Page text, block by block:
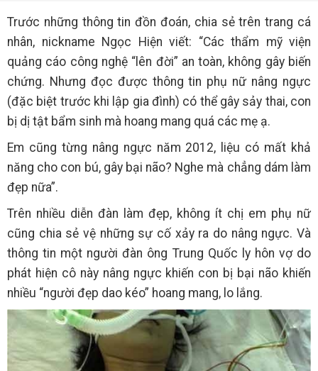
Trước những thông tin đồn đoán, chia sẻ trên trang cá
nhân, nickname Ngọc Hiện viết: “Các thẩm mỹ viện
quảng cáo công nghệ “lên đời” an toàn, không gây biến
chứng. Nhưng đọc được thông tin phụ nữ nâng ngực
(đặc biệt trước khi lập gia đình) có thể gây sảy thai, con
bị dị tật bẩm sinh mà hoang mang quá các mẹ ạ.
Em cũng từng nâng ngực năm 2012, liệu có mất khả
năng cho con bú, gây bại não? Nghe mà chẳng dám làm
đẹp nữa”.
Trên nhiều diễn đàn làm đẹp, không ít chị em phụ nữ
cũng chia sẻ vệ những sự cố xảy ra do nâng ngực. Và
thông tin một người đàn ông Trung Quốc ly hôn vợ do
phát hiện cô này nâng ngực khiến con bị bại não khiến
nhiều “người đẹp dao kéo” hoang mang, lo lắng.